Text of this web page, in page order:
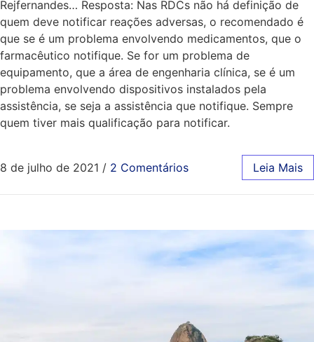
Rejfernandes… Resposta: Nas RDCs não há definição de
quem deve notificar reações adversas, o recomendado é
que se é um problema envolvendo medicamentos, que o
farmacêutico notifique. Se for um problema de
equipamento, que a área de engenharia clínica, se é um
problema envolvendo dispositivos instalados pela
assistência, se seja a assistência que notifique. Sempre
quem tiver mais qualificação para notificar.
8 de julho de 2021 / 2 Comentários Leia Mais